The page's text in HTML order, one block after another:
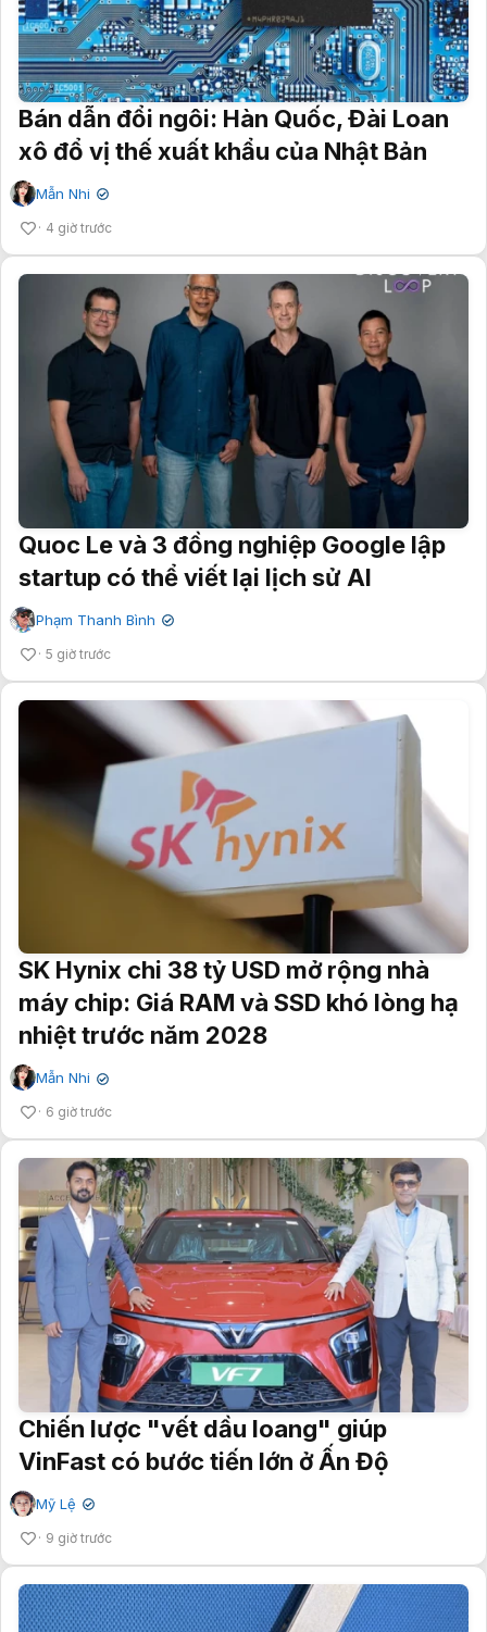
Bán dẫn đổi ngôi: Hàn Quốc, Đài Loan
xô đổ vị thế xuất khẩu của Nhật Bản
Mẫn Nhi ✔
4 giờ trước
Quoc Le và 3 đồng nghiệp Google lập
startup có thể viết lại lịch sử AI
Phạm Thanh Bình ✔
5 giờ trước
SK Hynix chi 38 tỷ USD mở rộng nhà
máy chip: Giá RAM và SSD khó lòng hạ
nhiệt trước năm 2028
Mẫn Nhi ✔
6 giờ trước
Chiến lược "vết dầu loang" giúp
VinFast có bước tiến lớn ở Ấn Độ
Mỹ Lệ ✔
9 giờ trước